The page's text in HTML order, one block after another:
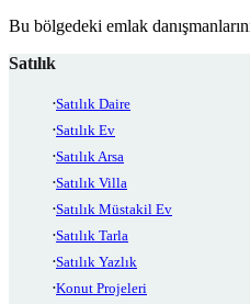
Bu bölgedeki emlak
Satılık
Satılık Daire
Satılık Ev
Satılık Arsa
Satılık Villa
Satılık Müstakil Ev
Satılık Tarla
Satılık Yazlık
Konut Projeleri